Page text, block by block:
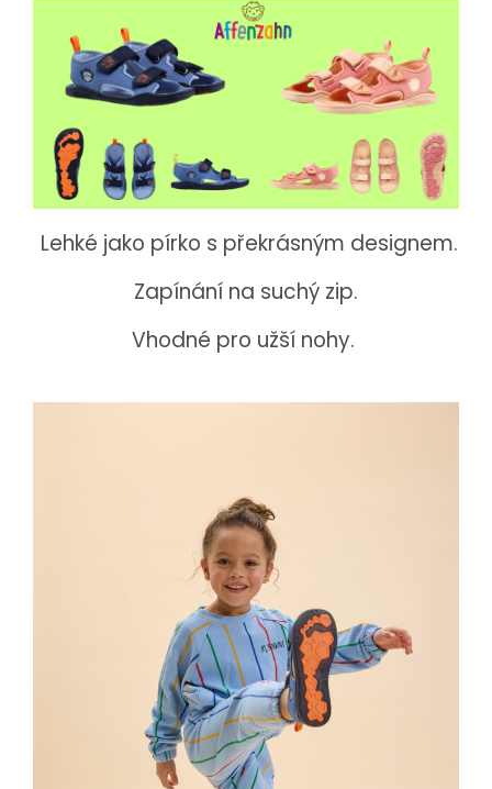
Lehké jako pírko s překrásným designem.
Zapínání na suchý zip.
Vhodné pro užší nohy.